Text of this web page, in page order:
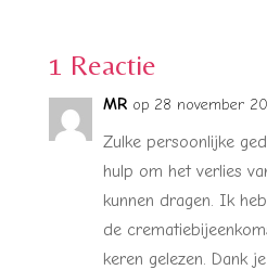
1 Reactie
MR op 28 november
Zulke persoonlijke
hulp om het verlies
kunnen dragen. Ik
de
keren gelezen. Dank